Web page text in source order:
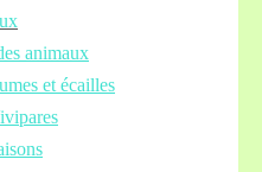
animaux
et écailles